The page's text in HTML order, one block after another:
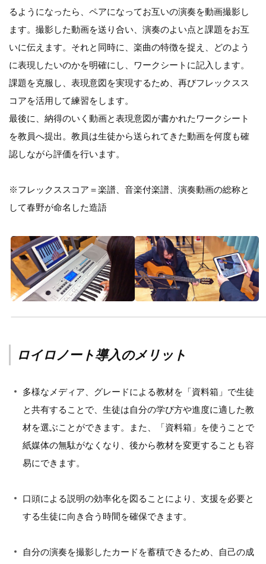
るようになったら、ペアになってお互いの演奏を動画撮影し
ます。撮影した動画を送り合い、演奏のよい点と課題をお互
いに伝えます。それと同時に、楽曲の特徴を捉え、どのよう
に表現したいのかを明確にし、ワークシートに記入します。
課題を克服し、表現意図を実現するため、再びフレックスス
コアを活用して練習をします。
最後に、納得のいく動画と表現意図が書かれたワークシート
を教員へ提出。教員は生徒から送られてきた動画を何度も確
認しながら評価を行います。
※フレックススコア＝楽譜、音楽付楽譜、演奏動画の総称と
して春野が命名した造語
ロイロノート導入のメリット
多様なメディア、グレードによる教材を「資料箱」で生徒
と共有することで、生徒は自分の学び方や進度に適した教
材を選ぶことができます。また、「資料箱」を使うことで
紙媒体の無駄がなくなり、後から教材を変更することも容
易にできます。
口頭による説明の効率化を図ることにより、支援を必要と
する生徒に向き合う時間を確保できます。
自分の演奏を撮影したカードを蓄積できるため、自己の成